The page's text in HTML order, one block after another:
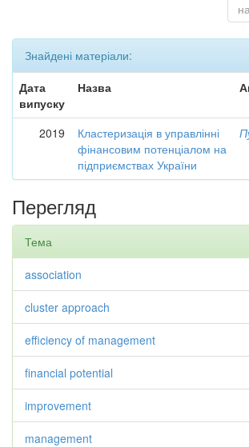
Знайдені матеріали:
Дата
випуску
Назва
2019
Кластеризація в управлінні
фінансовим потенціалом на
підприємствах України
Перегляд
Тема
association
cluster approach
efficiency of management
financial potential
improvement
management